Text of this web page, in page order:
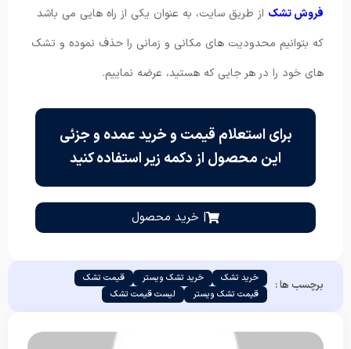
فروش تشک از طریق سایت، به عنوان یکی از راه هایی می باشد
که بتوانیم محدودیت های مکانی و زمانی را حذف نموده و تشک
های خود را در هر جایی که هستید، عرضه نماییم.
برای استعلام قیمت و خرید عمده و جزئی
این محصول از دکمه زیر استفاده کنید
| خرید محصول
برچسب ها : خرید تشک خرید تشک ویستر
قیمت تشک
قیمت تشک ویستر
لیست قیمت تشک